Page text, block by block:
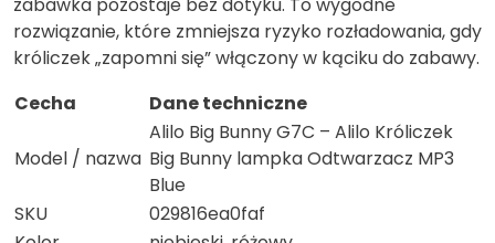
rozwiązanie, które zmniejsza ryzyko rozładowania, gdy
króliczek „zapomni się” włączony w kąciku do zabawy.
Cecha
Dane techniczne
Model / nazwa
Alilo Big Bunny G7C – Alilo Króliczek
Big Bunny lampka Odtwarzacz MP3
Blue
SKU
029816ea0faf